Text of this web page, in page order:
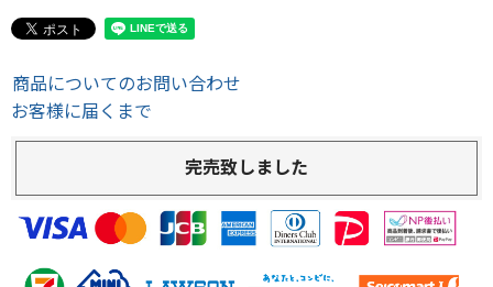
商品についてのお問い合わせ
お客様に届くまで
完売致しました